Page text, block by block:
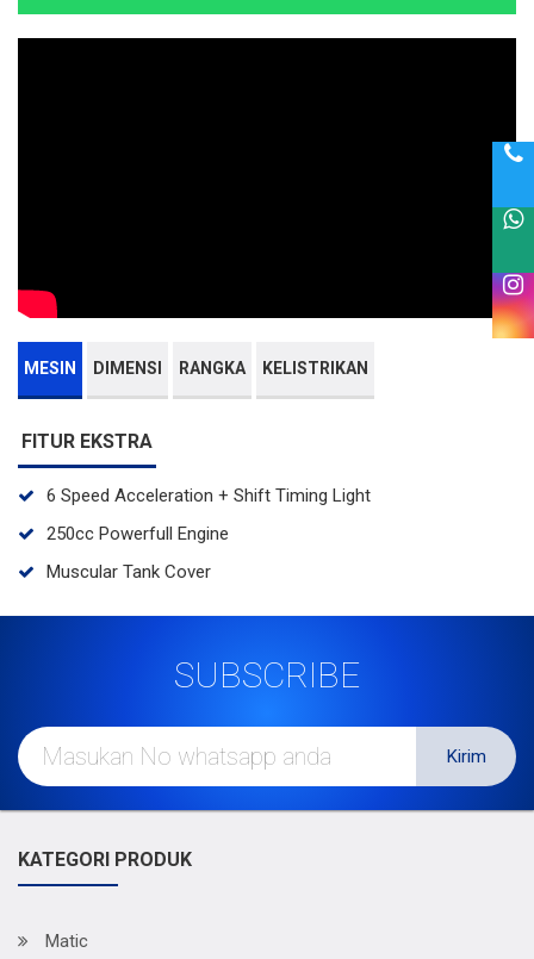
MESIN DIMENSI RANGKA KELISTRIKAN
FITUR EKSTRA
6 Speed Acceleration + Shift Timing Light
250cc Powerfull Engine
Muscular Tank Cover
SUBSCRIBE
Kirim
KATEGORI PRODUK
Matic